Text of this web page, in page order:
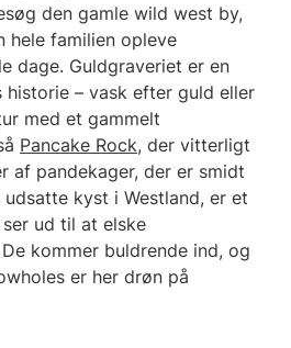
den gamle wild west by,
hele familien opleve
dage. Guldgraveriet er en
– vask efter guld eller
med et gammelt
Pancake Rock, der vitterligt
af pandekager, der er smidt
kyst i Westland, er et
ud til at elske
kommer buldrende ind, og
er her drøn på